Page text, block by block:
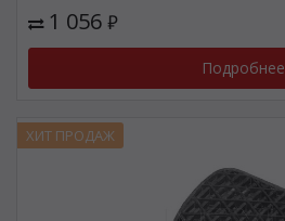
1 056 ₽
Подробнее
ХИТ ПРОДАЖ